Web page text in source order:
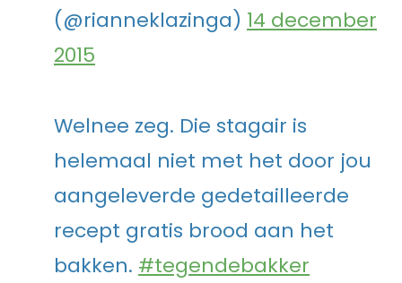
(@rianneklazinga) 14 december
2015
Welnee zeg. Die stagair is
helemaal niet met het door jou
aangeleverde gedetailleerde
recept gratis brood aan het
bakken. #tegendebakker